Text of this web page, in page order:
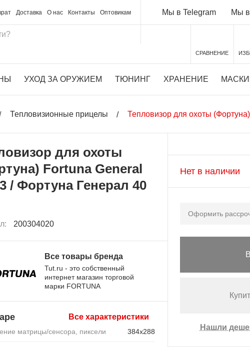
Доставка О нас Контакты Оптовикам Мы в Telegram Мы
СРАВНЕНИЕ
УХОД ЗА ОРУЖИЕМ ТЮНИНГ ХРАНЕНИЕ
Тепловизионные прицелы Тепловизор для охоты
для охоты
Fortuna General
/ Фортуна Генерал 40
200304020
Все товары бренда
Tut.ru - это собственный
интернет магазин торговой
марки FORTUNA
Все характеристики
матрицы/сенсора, пиксели 384x288
Нет в наличии
Оформить
Нашли